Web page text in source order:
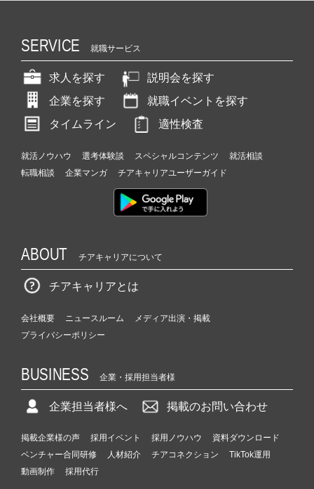
SERVICE 就職サービス
求人を探す
説明会を探す
企業を探す
就職イベントを探す
タイムライン
適性検査
就活ノウハウ 選考体験談 スペシャルコンテンツ
就活相談
転職相談
企業マンガ チアキャリアユーザーガイド
ABOUT チアキャリアについて
チアキャリアとは
会社概要 ニュースルーム
メディア出演・掲載
プライバシーポリシー
BUSINESS 企業・採用担当者様
企業担当者様へ 掲載のお問い合わせ
掲載企業様の声 採用イベント 採用ノウハウ
資料ダウンロード
ベンチャー合同研修
人材紹介 チアコネクション
TikTok運用
動画制作
採用代行